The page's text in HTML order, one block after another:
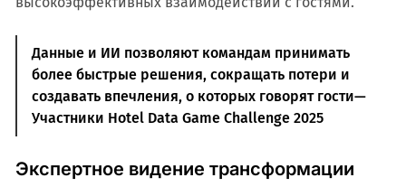
Данные и ИИ позволяют командам принимать
более быстрые решения, сокращать потери и
создавать впечления, о которых говорят гости—
Участники Hotel Data Game Challenge 2025
Экспертное видение трансформации